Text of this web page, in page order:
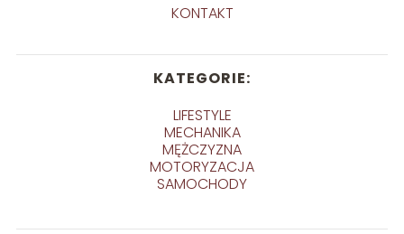
KONTAKT
KATEGORIE:
LIFESTYLE
MECHANIKA
MĘŻCZYZNA
MOTORYZACJA
SAMOCHODY